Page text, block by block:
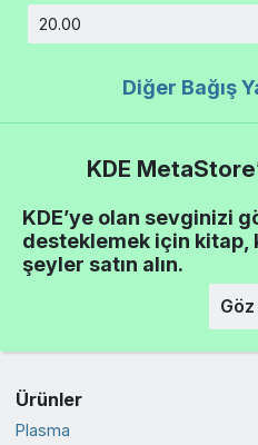
Diğer Bağış
KDE
KDE’ye olan sevginizi
desteklemek için kitap,
şeyler satın alın.
Ürünler
Plasma